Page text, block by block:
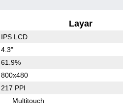
Layar
IPS LCD
4.3"
61.9%
800x480
217 PPI
Multitouch